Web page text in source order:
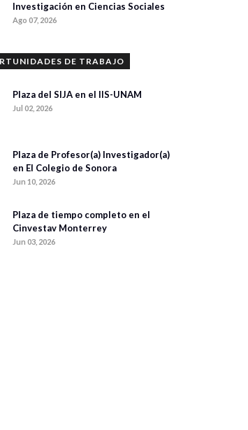
Investigación en Ciencias Sociales
Ago 07, 2026
DE TRABAJO
Plaza del SIJA en el IIS-UNAM
Jul 02, 2026
Plaza de Profesor(a) Investigador(a)
en El Colegio de Sonora
Jun 10, 2026
Plaza de tiempo completo en el
Cinvestav Monterrey
Jun 03, 2026